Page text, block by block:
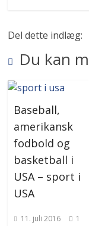
Del dette indlæg:
Du kan
Baseball,
amerikansk
fodbold og
basketball i
USA – sport i
USA
11. juli 2016 1